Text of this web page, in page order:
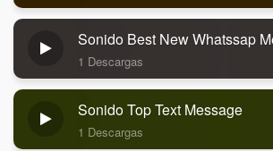
Sonido Best New Whatssap
1 Descargas
Sonido Top Text Message
1 Descargas